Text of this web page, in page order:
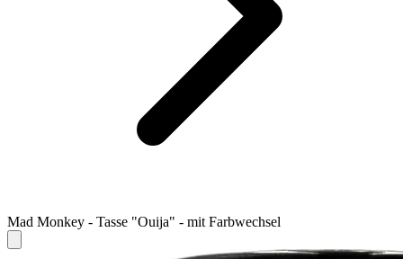
Mad Monkey - Tasse "Ouija" - mit Farbwechsel